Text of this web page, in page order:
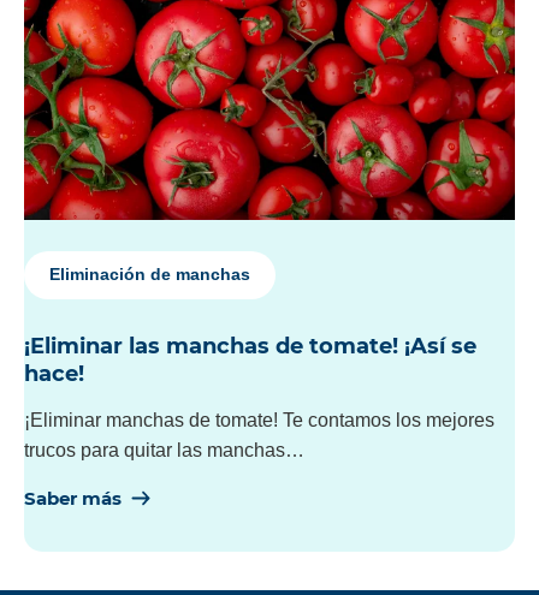
Eliminación de manchas
¡Eliminar las manchas de tomate! ¡Así se
hace!
¡Eliminar manchas de tomate! Te contamos los mejores
trucos para quitar las manchas…
Saber más